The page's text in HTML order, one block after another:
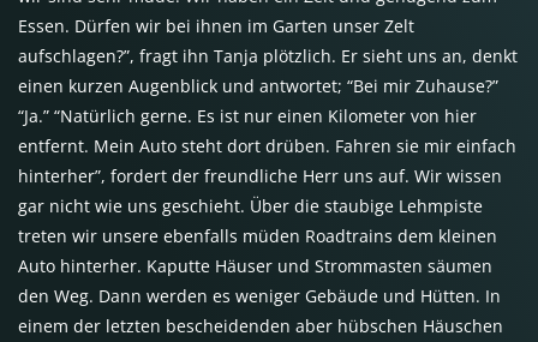
Essen. Dürfen wir bei ihnen im Garten unser Zelt
aufschlagen?”, fragt ihn Tanja plötzlich. Er sieht uns an, denkt
einen kurzen Augenblick und antwortet; “Bei mir Zuhause?”
“Ja.” “Natürlich gerne. Es ist nur einen Kilometer von hier
entfernt. Mein Auto steht dort drüben. Fahren sie mir einfach
hinterher”, fordert der freundliche Herr uns auf. Wir wissen
gar nicht wie uns geschieht. Über die staubige Lehmpiste
treten wir unsere ebenfalls müden Roadtrains dem kleinen
Auto hinterher. Kaputte Häuser und Strommasten säumen
den Weg. Dann werden es weniger Gebäude und Hütten. In
einem der letzten bescheidenden aber hübschen Häuschen